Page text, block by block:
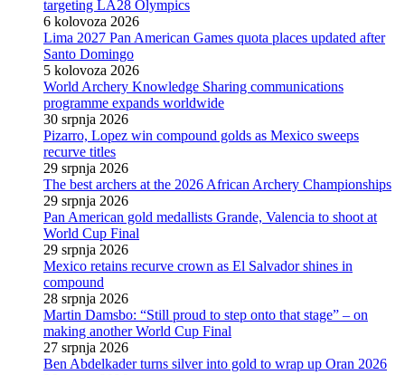
targeting LA28 Olympics
6 kolovoza 2026
Lima 2027 Pan American Games quota places updated after
Santo Domingo
5 kolovoza 2026
World Archery Knowledge Sharing communications
programme expands worldwide
30 srpnja 2026
Pizarro, Lopez win compound golds as Mexico sweeps
recurve titles
29 srpnja 2026
The best archers at the 2026 African Archery Championships
29 srpnja 2026
Pan American gold medallists Grande, Valencia to shoot at
World Cup Final
29 srpnja 2026
Mexico retains recurve crown as El Salvador shines in
compound
28 srpnja 2026
Martin Damsbo: “Still proud to step onto that stage” – on
making another World Cup Final
27 srpnja 2026
Ben Abdelkader turns silver into gold to wrap up Oran 2026